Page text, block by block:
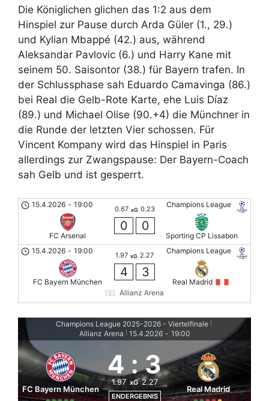
Die Königlichen glichen das 1:2 aus dem
Hinspiel zur Pause durch Arda Güler (1., 29.)
und Kylian Mbappé (42.) aus, während
Aleksandar Pavlovic (6.) und Harry Kane mit
seinem 50. Saisontor (38.) für Bayern trafen. In
der Schlussphase sah Eduardo Camavinga (86.)
bei Real die Gelb-Rote Karte, ehe Luis Díaz
(89.) und Michael Olise (90.+4) die Münchner in
die Runde der letzten Vier schossen. Für
Vincent Kompany wird das Hinspiel in Paris
allerdings zur Zwangspause: Der Bayern-Coach
sah Gelb und ist gesperrt.
Champions League
15.4.2026 - 19:00
FC Arsenal
0.67 xG 0.23
0 0
Sporting CP Lissabon
Champions League
15.4.2026 - 19:00
FC Bayern München
1.97 xG 2.27
4 3
Real Madrid
Allianz Arena
Champions League 2025-2026 - Viertelfinale
Allianz Arena 15.4.2026 - 19:00
FC Bayern München
4 : 3
1.97 xG 2.27
ENDERGEBNIS
Real Madrid